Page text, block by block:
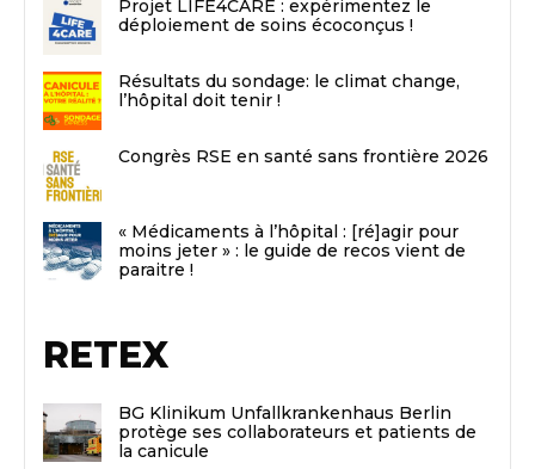
Projet LIFE4CARE : expérimentez le
déploiement de soins écoconçus !
Résultats du sondage: le climat change,
l’hôpital doit tenir !
Congrès RSE en santé sans frontière 2026
« Médicaments à l’hôpital : [ré]agir pour
moins jeter » : le guide de recos vient de
paraitre !
RETEX
BG Klinikum Unfallkrankenhaus Berlin
protège ses collaborateurs et patients de
la canicule